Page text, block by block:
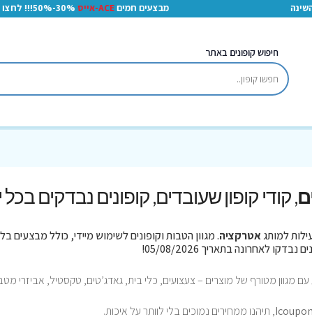
מבצעים חמיםACE-אייס 30%-50%!!! לחצו למעבר
חיפוש קופונים באתר
, קודי קופון שעובדים, קופונים נבדקים בכל
למותגאטרקציה. מגוון הטבות וקופונים לשימוש מיידי, כולל מבצעים
מגוון מטורף של מוצרים – צעצועים, כלי בית, גאדג’טים, טקסטיל, אביזרי
, תיהנו ממחירים נמוכים בלי לוותר על איכות.